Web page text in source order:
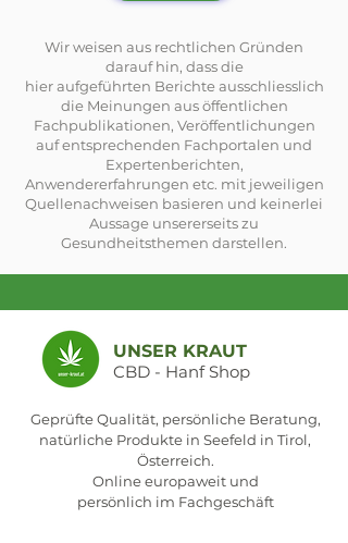
Wir weisen aus rechtlichen Gründen
darauf hin, dass die
hier aufgeführten Berichte ausschliesslich
die Meinungen aus öffentlichen
Fachpublikationen, Veröffentlichungen
auf entsprechenden Fachportalen und
Expertenberichten,
Anwendererfahrungen etc. mit jeweiligen
Quellenachweisen basieren und keinerlei
Aussage unsererseits zu
Gesundheitsthemen darstellen.
UNSER KRAUT
CBD - Hanf Shop
Geprüfte Qualität, persönliche Beratung,
natürliche Produkte in Seefeld in Tirol,
Österreich.
Online europaweit und
persönlich im Fachgeschäft